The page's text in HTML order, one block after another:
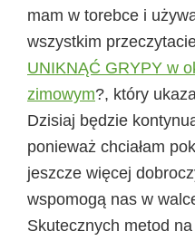
mam w torebce i
wszystkim
UNIKNĄĆ GRYPY w
zimowym?, który
Dzisiaj będzie
ponieważ chciałam
jeszcze więcej
wspomogą nas w
Skutecznych metod